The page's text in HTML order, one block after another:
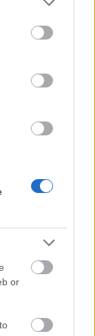
may click to
tags to
below Google
or
örökre
a
Itt van erről
hogy
A…
a
abban a
hogy hogy